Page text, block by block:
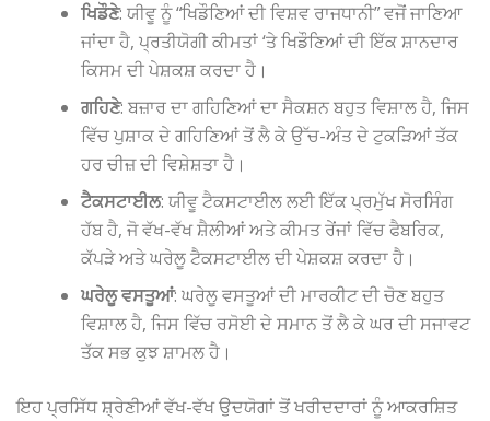
ਖਿਡੌਣੇ: ਯੀਵੂ ਨੂੰ “ਖਿਡੌਣਿਆਂ ਦੀ ਵਿਸ਼ਵ ਰਾਜਧਾਨੀ” ਵਜੋਂ ਜਾਣਿਆ
ਜਾਂਦਾ ਹੈ, ਪ੍ਰਤੀਯੋਗੀ ਕੀਮਤਾਂ ‘ਤੇ ਖਿਡੌਣਿਆਂ ਦੀ ਇੱਕ ਸ਼ਾਨਦਾਰ
ਕਿਸਮ ਦੀ ਪੇਸ਼ਕਸ਼ ਕਰਦਾ ਹੈ।
ਗਹਿਣੇ: ਬਜ਼ਾਰ ਦਾ ਗਹਿਣਿਆਂ ਦਾ ਸੈਕਸ਼ਨ ਬਹੁਤ ਵਿਸ਼ਾਲ ਹੈ, ਜਿਸ
ਵਿੱਚ ਪੁਸ਼ਾਕ ਦੇ ਗਹਿਣਿਆਂ ਤੋਂ ਲੈ ਕੇ ਉੱਚ-ਅੰਤ ਦੇ ਟੁਕੜਿਆਂ ਤੱਕ
ਹਰ ਚੀਜ਼ ਦੀ ਵਿਸ਼ੇਸ਼ਤਾ ਹੈ।
ਟੈਕਸਟਾਈਲ: ਯੀਵੂ ਟੈਕਸਟਾਈਲ ਲਈ ਇੱਕ ਪ੍ਰਮੁੱਖ ਸੋਰਸਿੰਗ
ਹੱਬ ਹੈ, ਜੋ ਵੱਖ-ਵੱਖ ਸ਼ੈਲੀਆਂ ਅਤੇ ਕੀਮਤ ਰੇਂਜਾਂ ਵਿੱਚ ਫੈਬਰਿਕ,
ਕੱਪੜੇ ਅਤੇ ਘਰੇਲੂ ਟੈਕਸਟਾਈਲ ਦੀ ਪੇਸ਼ਕਸ਼ ਕਰਦਾ ਹੈ।
ਘਰੇਲੂ ਵਸਤੂਆਂ: ਘਰੇਲੂ ਵਸਤੂਆਂ ਦੀ ਮਾਰਕੀਟ ਦੀ ਚੋਣ ਬਹੁਤ
ਵਿਸ਼ਾਲ ਹੈ, ਜਿਸ ਵਿੱਚ ਰਸੋਈ ਦੇ ਸਮਾਨ ਤੋਂ ਲੈ ਕੇ ਘਰ ਦੀ ਸਜਾਵਟ
ਤੱਕ ਸਭ ਕੁਝ ਸ਼ਾਮਲ ਹੈ।
ਇਹ ਪ੍ਰਸਿੱਧ ਸ਼੍ਰੇਣੀਆਂ ਵੱਖ-ਵੱਖ ਉਦਯੋਗਾਂ ਤੋਂ ਖਰੀਦਦਾਰਾਂ ਨੂੰ ਆਕਰਸ਼ਿਤ